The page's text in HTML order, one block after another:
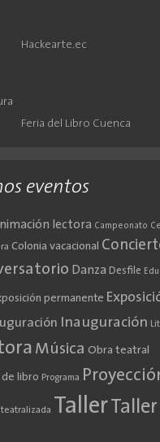
Hackearte.ec
Feria del Libro Cuenca
eventos
lectora Campeonato
Colonia vacacional
Danza Desfile
permanente
Inauguración
Música Obra teatral
de libro Programa
teatralizada TallerTaller